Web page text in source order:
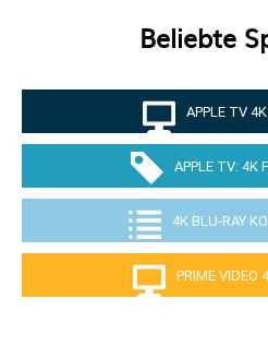
Beliebte
APPLE TV
APPLE TV: 4K
4K BLU-RAY
PRIME VIDEO